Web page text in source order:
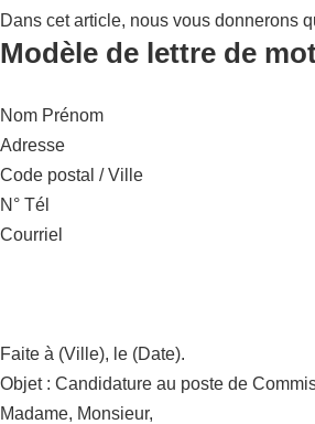
Dans cet article, nous vous donnerons
Modèle de lettre de
Nom Prénom
Adresse
Code postal / Ville
N° Tél
Courriel
Faite à (Ville), le (Date).
Objet : Candidature au poste de
Madame, Monsieur,